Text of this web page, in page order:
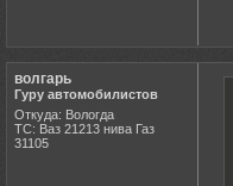
волгарь
Гуру автомобилистов
Откуда: Вологда
ТС: Ваз 21213 нива Газ
31105